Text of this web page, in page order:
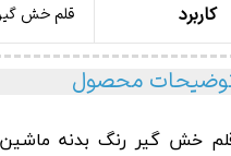
کاربرد قلم خش
محصول
خش گیر رنگ بدنه